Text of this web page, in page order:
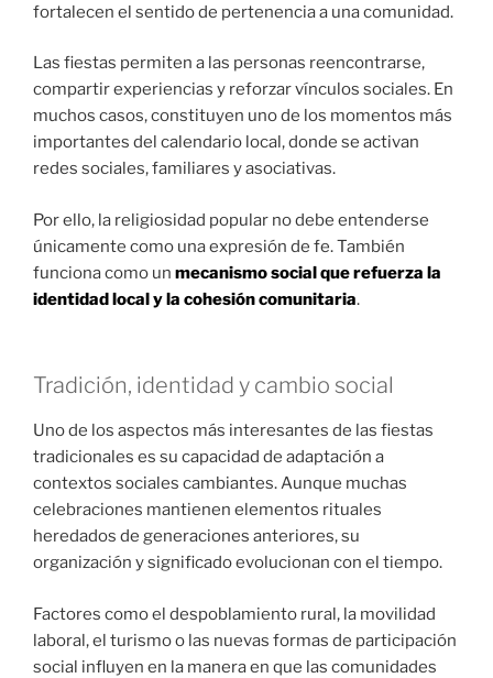
fortalecen el sentido de pertenencia a una comunidad.
Las fiestas permiten a las personas reencontrarse,
compartir experiencias y reforzar vínculos sociales. En
muchos casos, constituyen uno de los momentos más
importantes del calendario local, donde se activan
redes sociales, familiares y asociativas.
Por ello, la religiosidad popular no debe entenderse
únicamente como una expresión de fe. También
funciona como un mecanismo social que refuerza la
identidad local y la cohesión comunitaria.
Tradición, identidad y cambio social
Uno de los aspectos más interesantes de las fiestas
tradicionales es su capacidad de adaptación a
contextos sociales cambiantes. Aunque muchas
celebraciones mantienen elementos rituales
heredados de generaciones anteriores, su
organización y significado evolucionan con el tiempo.
Factores como el despoblamiento rural, la movilidad
laboral, el turismo o las nuevas formas de participación
social influyen en la manera en que las comunidades